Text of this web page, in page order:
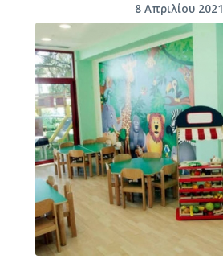
8 Απριλίου 2021